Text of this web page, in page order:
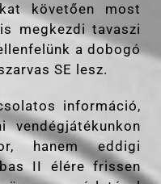
követően most
megkezdi tavaszi
a dobogó
SE lesz.
információ,
vendégjátékunkon
hanem eddigi
II élére frissen